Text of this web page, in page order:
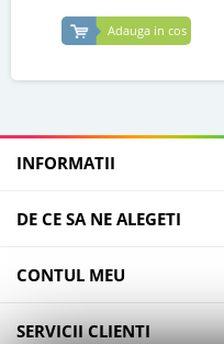
Adauga in cos
INFORMATII
DE CE SA NE ALEGETI
CONTUL MEU
SERVICII CLIENTI